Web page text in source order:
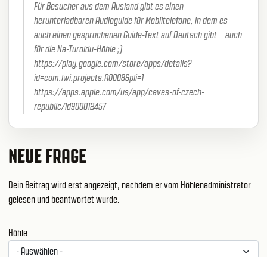
Für Besucher aus dem Ausland gibt es einen
herunterladbaren Audioguide für Mobiltelefone, in dem es
auch einen gesprochenen Guide-Text auf Deutsch gibt – auch
für die Na-Turoldu-Höhle ;)
https://play.google.com/store/apps/details?
id=com.lwi.projects.A0008&pli=1
https://apps.apple.com/us/app/caves-of-czech-
republic/id900012457
NEUE FRAGE
Dein Beitrag wird erst angezeigt, nachdem er vom Höhlenadministrator
gelesen und beantwortet wurde.
Höhle